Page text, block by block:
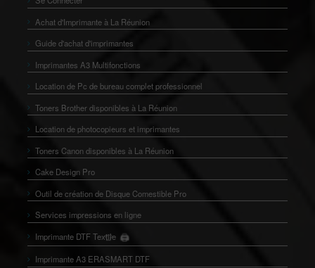
Achat d'Imprimante à La Réunion
Guide d'achat d'imprimantes
Imprimantes A3 Multifonctions
Location de Pc de bureau complet professionnel
Toners Brother disponibles à La Réunion
Location de photocopieurs et imprimantes
Toners Canon disponibles à La Réunion
Cake Design Pro
Outil de création de Disque Comestible Pro
Services impressions en ligne
Imprimante DTF Textile 🖨️
👕
Imprimante A3 ERASMART DTF